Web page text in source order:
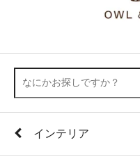
インテリア